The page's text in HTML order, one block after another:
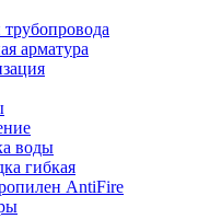
трубопровода
арматура
воды
гибкая
AntiFire